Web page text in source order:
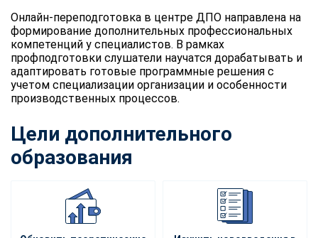
Онлайн-переподготовка в центре ДПО направлена на
формирование дополнительных профессиональных
компетенций у специалистов. В рамках
профподготовки слушатели научатся дорабатывать и
адаптировать готовые программные решения с
учетом специализации организации и особенности
производственных процессов.
Цели дополнительного
образования